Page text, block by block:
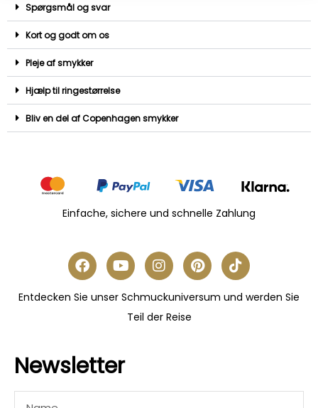
Spørgsmål og svar
Kort og godt om os
Pleje af smykker
Hjælp til ringestørrelse
Bliv en del af Copenhagen smykker
Einfache, sichere und schnelle Zahlung
Entdecken Sie unser Schmuckuniversum und werden Sie
Teil der Reise
Newsletter